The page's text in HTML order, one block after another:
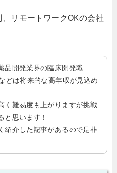
リモートワークOKの会社
品開発業界の臨床開発職
どは将来的な高年収が見込め
く難易度も上がりますが挑戦
と思います！
紹介した記事があるので是非